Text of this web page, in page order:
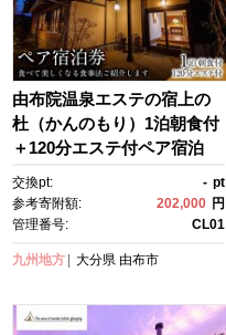
由布院温泉エステの宿上の
杜（かんのもり）1泊朝食付
＋120分エステ付ペア宿泊
券 | 宿泊券 宿泊 旅行券 温
泉 観光 旅行 ホテル 旅館 ク
ーポン チケット トラベルク
気 おすすめ 大分県 由布市 C
交換pt: - pt
参考寄附額:
202,000 円
管理番号:
CL01
九州地方 大分県 由布市